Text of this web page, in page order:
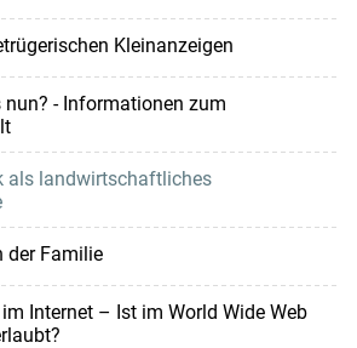
Kleinanzeigen
nun? - Informationen zum
als landwirtschaftliches
der Familie
Internet – Ist im World Wide Web